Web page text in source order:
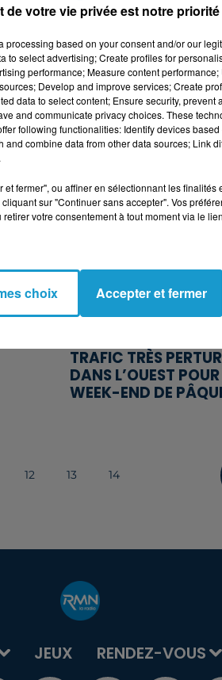
PROCÈS LE
UN NOUVEAU
L’EX-CHIRURGIEN...
TRAFIC TRÈS
DANS L’OUEST POUR
WEEK-END DE
12 13 14
JEUX RENDEZ-VOUS
de votre vie privée est notre priorité
processing based on your consent and/or our
to select advertising; Create profiles for
performance; Measure content
Develop and improve services; Create
data to select content; Ensure security, prevent
and communicate privacy choices. These
following functionalities: Identify devices
combine data from other data sources; Link
fermer", ou affiner en sélectionnant les finalités
sur "Continuer sans accepter". Vos
votre consentement à tout moment via le
choix Accepter et fermer